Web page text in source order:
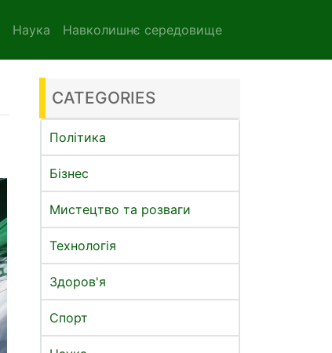
Наука Навколишнє середовище
CATEGORIES
Політика
Бізнес
Мистецтво та розваги
Технологія
Здоров'я
Спорт